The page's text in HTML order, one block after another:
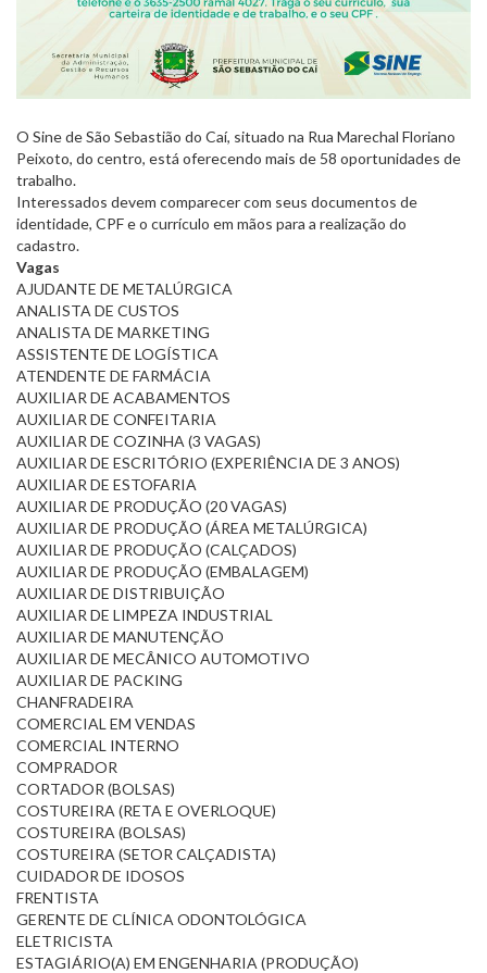
O Sine de São Sebastião do Caí, situado na Rua Marechal Floriano
Peixoto, do centro, está oferecendo mais de 58 oportunidades de
trabalho.
Interessados devem comparecer com seus documentos de
identidade, CPF e o currículo em mãos para a realização do
cadastro.
Vagas
AJUDANTE DE METALÚRGICA
ANALISTA DE CUSTOS
ANALISTA DE MARKETING
ASSISTENTE DE LOGÍSTICA
ATENDENTE DE FARMÁCIA
AUXILIAR DE ACABAMENTOS
AUXILIAR DE CONFEITARIA
AUXILIAR DE COZINHA (3 VAGAS)
AUXILIAR DE ESCRITÓRIO (EXPERIÊNCIA DE 3 ANOS)
AUXILIAR DE ESTOFARIA
AUXILIAR DE PRODUÇÃO (20 VAGAS)
AUXILIAR DE PRODUÇÃO (ÁREA METALÚRGICA)
AUXILIAR DE PRODUÇÃO (CALÇADOS)
AUXILIAR DE PRODUÇÃO (EMBALAGEM)
AUXILIAR DE DISTRIBUIÇÃO
AUXILIAR DE LIMPEZA INDUSTRIAL
AUXILIAR DE MANUTENÇÃO
AUXILIAR DE MECÂNICO AUTOMOTIVO
AUXILIAR DE PACKING
CHANFRADEIRA
COMERCIAL EM VENDAS
COMERCIAL INTERNO
COMPRADOR
CORTADOR (BOLSAS)
COSTUREIRA (RETA E OVERLOQUE)
COSTUREIRA (BOLSAS)
COSTUREIRA (SETOR CALÇADISTA)
CUIDADOR DE IDOSOS
FRENTISTA
GERENTE DE CLÍNICA ODONTOLÓGICA
ELETRICISTA
ESTAGIÁRIO(A) EM ENGENHARIA (PRODUÇÃO)